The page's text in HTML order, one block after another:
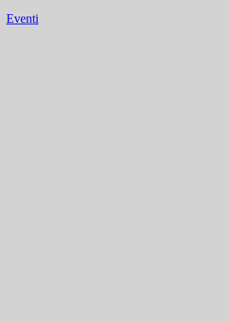
Eventi